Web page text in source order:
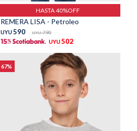
HASTA 40%OFF
REMERA LISA - Petroleo
UYU 590 UYU 790
UYU502
67